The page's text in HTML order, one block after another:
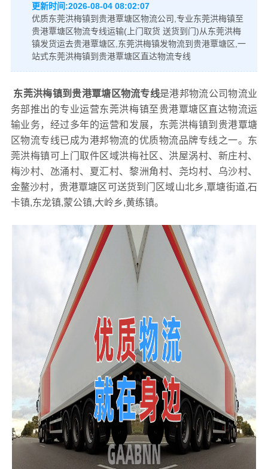
更新时间:2026-08-04 08:02:07
优质东莞洪梅镇到贵港覃塘区物流公司,专业东莞洪梅镇至
贵港覃塘区物流专线运输(上门取货 送货到门)从东莞洪梅
镇发货运去贵港覃塘区,东莞洪梅镇发物流到贵港覃塘区,一
站式东莞洪梅镇到贵港覃塘区直达物流专线
东莞洪梅镇到贵港覃塘区物流专线是港邦物流公司物流业
务部推出的专业运营东莞洪梅镇至贵港覃塘区直达物流运
输业务，经过多年的运营和发展，东莞洪梅镇到贵港覃塘
区物流专线已成为港邦物流的优质物流品牌专线之一。东
莞洪梅镇可上门取件区域洪梅社区、洪屋涡村、新庄村、
梅沙村、氹涌村、夏汇村、黎洲角村、尧均村、乌沙村、
金鳌沙村，贵港覃塘区可送货到门区域山北乡,覃塘街道,石
卡镇,东龙镇,蒙公镇,大岭乡,黄练镇。